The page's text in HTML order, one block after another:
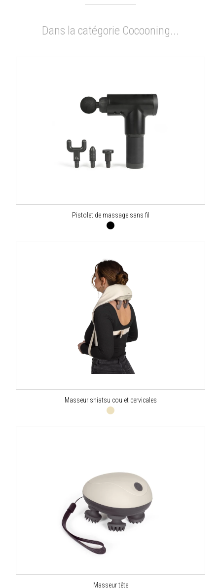
Dans la catégorie Cocooning...
Pistolet de massage sans fil
Masseur shiatsu cou et cervicales
Masseur tête